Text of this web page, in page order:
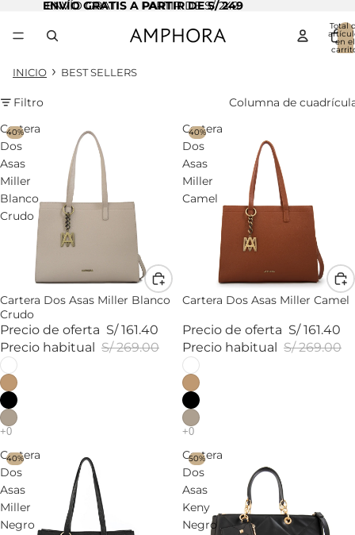
ENVÍO GRATIS A PARTIR DE S/ 249
ENVÍO GRATIS A PARTIR DE S/ 249
Total
en el
INICIO BEST SELLERS
Filtro
Columna de
Cartera
Dos
Asas
Miller
Blanco
Crudo
40%
Cartera Dos Asas Miller Blanco
Crudo
Precio de oferta S/ 161.40
Precio habitual
S/ 269.00
Cartera
Dos
Asas
Miller
Camel
40%
Cartera Dos Asas Miller Camel
Precio de oferta S/ 161.40
Precio habitual
S/ 269.00
Cartera
Dos
Asas
Miller
Negro
40%
Cartera
Dos
Asas
Keny
Negro
50%